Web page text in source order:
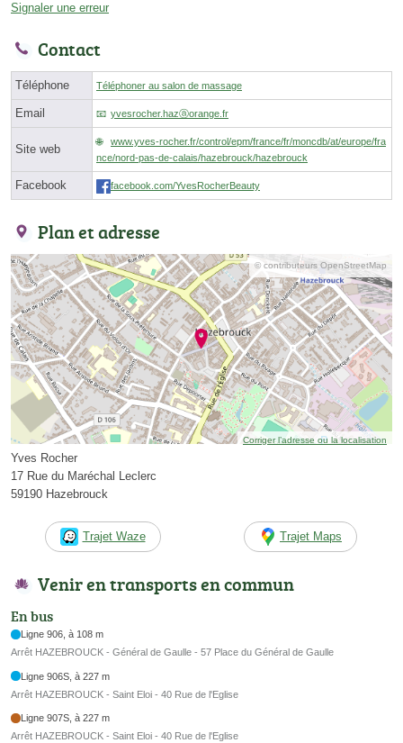
Signaler une erreur
Contact
Téléphone Téléphoner au salon de massage
Email yvesrocher.hazⓐorange.fr
Site web
www.yves-rocher.fr/control/epm/france/fr/moncdb/at/europe/fra
nce/nord-pas-de-calais/hazebrouck/hazebrouck
Facebook facebook.com/YvesRocherBeauty
Plan et adresse
© contributeurs OpenStreetMap
Corriger l’adresse ou la localisation
Yves Rocher
17 Rue du Maréchal Leclerc
59190 Hazebrouck
Trajet Waze Trajet Maps
Venir en transports en commun
En bus
Ligne 906, à 108 m
Arrêt HAZEBROUCK - Général de Gaulle - 57 Place du Général de Gaulle
Ligne 906S, à 227 m
Arrêt HAZEBROUCK - Saint Eloi - 40 Rue de l'Eglise
Ligne 907S, à 227 m
Arrêt HAZEBROUCK - Saint Eloi - 40 Rue de l'Eglise